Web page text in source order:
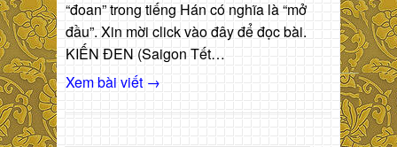
“đoan” trong tiếng Hán có nghĩa là “mở
đầu”. Xin mời click vào đây để đọc bài.
KIẾN ĐEN (Saigon Tết…
Xem bài viết →